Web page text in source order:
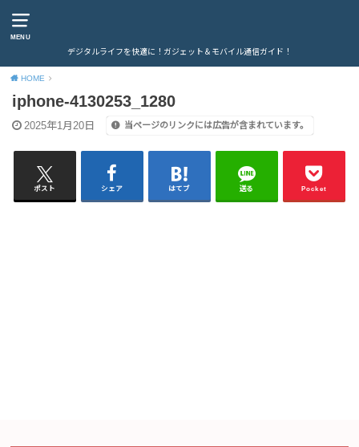
MENU
デジタルライフを快適に！ガジェット＆モバイル通信ガイド！
HOME
iphone-4130253_1280
2025年1月20日 当ページのリンクには広告が含まれています。
ポスト シェア はてブ 送る Pocket